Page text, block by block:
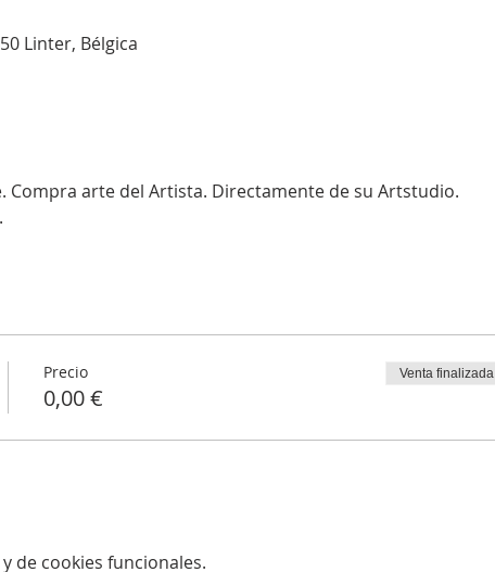
Linter, Bélgica
arte del Artista. Directamente de su Artstudio.
Precio
0,00 €
Venta finalizada
de cookies funcionales.